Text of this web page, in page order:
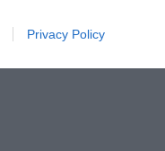
Privacy Policy